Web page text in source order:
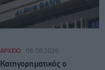
ΑΡΧΕΙΟ 08.08.2026
Κατηγορηματικός ο